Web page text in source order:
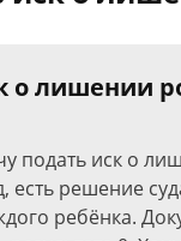
о лишении
подать иск о
решение
ребёнка.